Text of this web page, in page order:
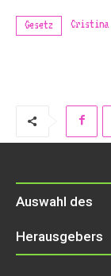
Gesetz Cristina
Auswahl des
Herausgebers